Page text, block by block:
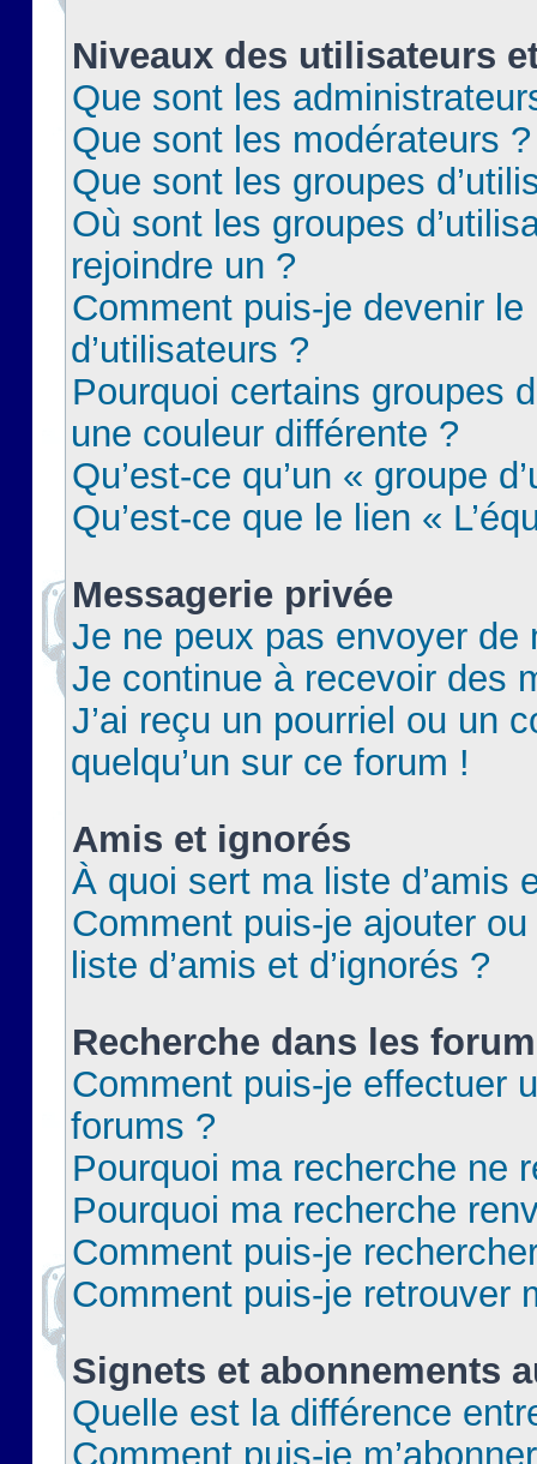
Niveaux des utilisateurs
Que sont les
Que sont les modérateurs ?
Que sont les groupes
Où sont les groupes
rejoindre un ?
Comment puis-je devenir le
d’utilisateurs ?
Pourquoi certains groupes
une couleur différente ?
Qu’est-ce qu’un « groupe
Qu’est-ce que le lien «
Messagerie privée
Je ne peux pas envoyer de
Je continue à recevoir des
J’ai reçu un pourriel ou un
quelqu’un sur ce forum !
Amis et ignorés
À quoi sert ma liste d’amis
Comment puis-je ajouter
liste d’amis et d’ignorés ?
Recherche dans les
Comment puis-je effectuer
forums ?
Pourquoi ma recherche ne
Pourquoi ma recherche
Comment puis-je
Comment puis-je retrouver
Signets et abonnements
Quelle est la différence
Comment puis-je